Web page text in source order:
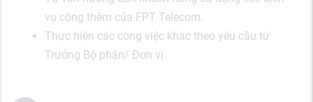
vụ cộng thêm của FPT Telecom.
Thực hiện các công việc khác theo yêu cầu từ
Trưởng Bộ phận/ Đơn vị.